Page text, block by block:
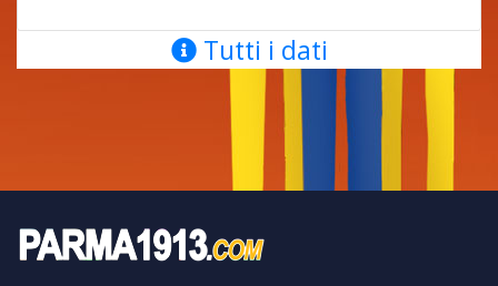
Tutti i dati